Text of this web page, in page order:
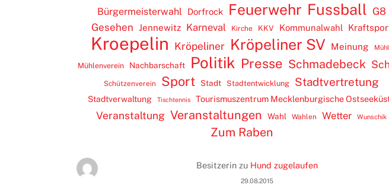
Bürgermeisterwahl
Dorfrock Feuerwehr Fussball G8
Gesehen Jennewitz Karneval Kirche KKV Kommunalwahl
Kroepelin Kröpeliner Kröpeliner SV Meinung
Mühlenverein Nachbarschaft Politik Presse Schmadebeck
Schützenverein Sport Stadt Stadtentwicklung Stadtvertretung
Stadtverwaltung Tischtennis Tourismuszentrum Mecklenburgische
Veranstaltung Veranstaltungen Wahl Wahlen Wetter Wunschik
Zum Raben
Besitzerinzu Hund zugelaufen
29.08.2015